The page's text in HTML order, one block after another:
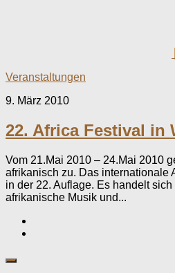
Veranstaltungen
9. März 2010
22. Africa Festival in
Vom 21.Mai 2010 – 24.Mai 2010
afrikanisch zu. Das internationale
in der 22. Auflage. Es handelt
afrikanische Musik und...